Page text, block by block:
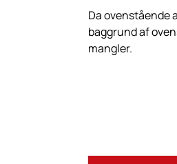
Da ovenstående
baggrund af
mangler.